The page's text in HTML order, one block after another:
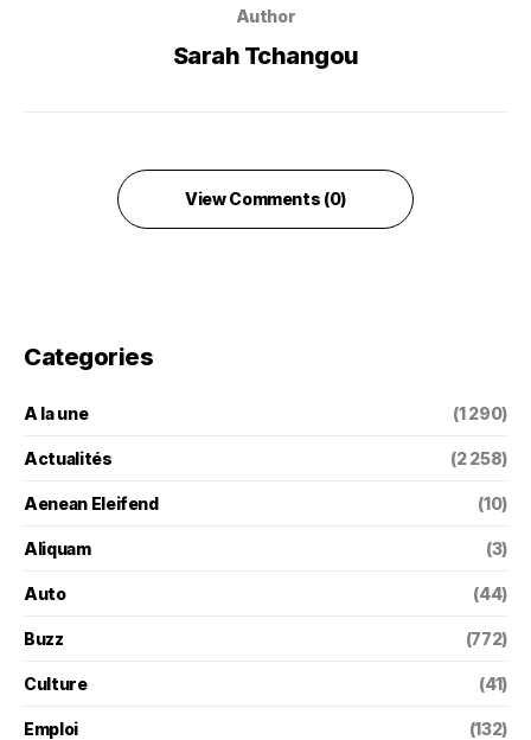
Author
Sarah Tchangou
View Comments (0)
Categories
A la une (1 290)
Actualités (2 258)
Aenean Eleifend (10)
Aliquam (3)
Auto (44)
Buzz (772)
Culture (41)
Emploi (132)